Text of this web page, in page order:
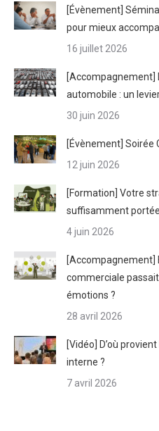
[Évènement]
pour mieux
16 juillet 2026
[Accompagnement]
automobile : un
30 juin 2026
[Évènement] Soirée
12 juin 2026
[Formation] Votre
suffisamment
4 juin 2026
[Accompagnement]
commerciale
émotions ?
28 avril 2026
[Vidéo] D’où
interne ?
7 avril 2026